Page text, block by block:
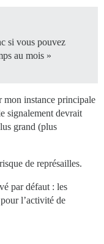
si vous pouvez
au mois »
mon instance principale
signalement devrait
grand (plus
de représailles.
par défaut : les
l’activité de